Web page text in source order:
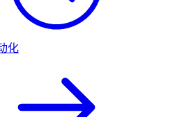
化